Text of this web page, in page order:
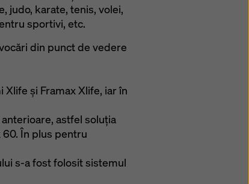
judo, karate, tenis, volei,
sportivi, etc.
din punct de vedere
și Framax Xlife, iar în
astfel soluția
60. În plus pentru
s-a fost folosit sistemul